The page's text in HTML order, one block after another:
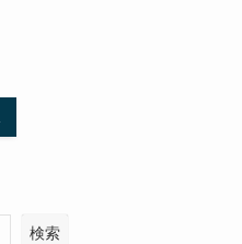
検索